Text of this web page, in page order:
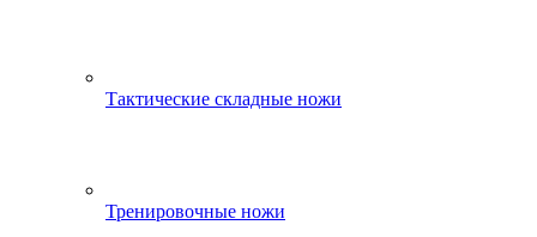
Тактические складные ножи
Тренировочные ножи